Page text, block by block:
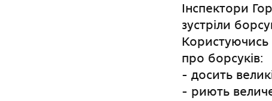
Інспектори
зустріли
Користуючись
про борсуків:
- досить
- риють